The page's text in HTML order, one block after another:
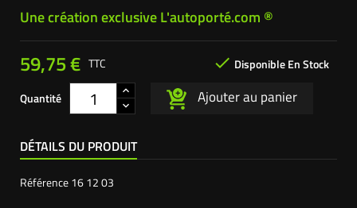
Une création exclusive L'autoporté.com ®
59,75 €  Disponible En Stock
TTC
Quantité Ajouter au panier
DÉTAILS DU PRODUIT
Référence16 12 03